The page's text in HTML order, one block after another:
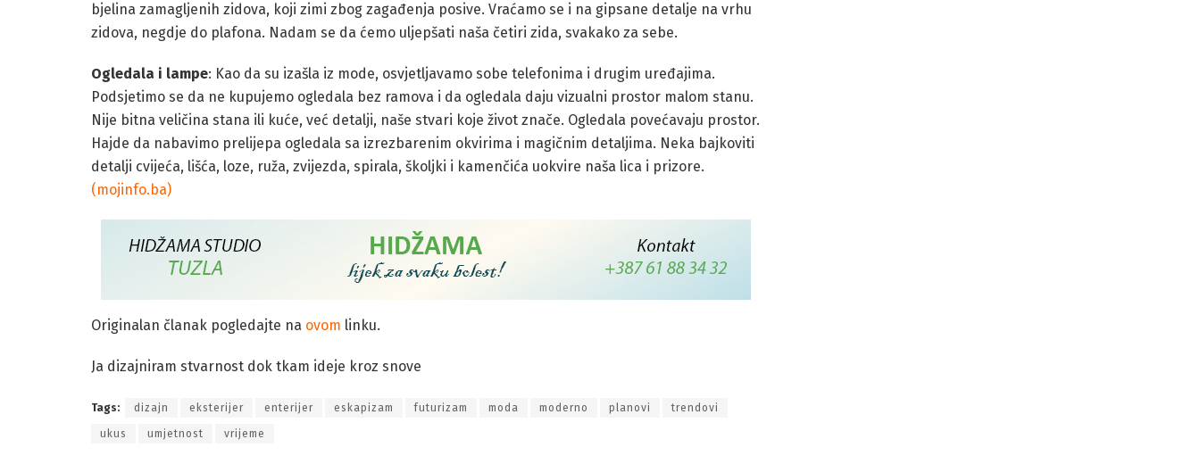
bjelina zamagljenih zidova, koji zimi zbog zagađenja posive. Vraćamo se i na gipsane detalje na vrhu
zidova, negdje do plafona. Nadam se da ćemo uljepšati naša četiri zida, svakako za sebe.
Ogledala i lampe: Kao da su izašla iz mode, osvjetljavamo sobe telefonima i drugim uređajima.
Podsjetimo se da ne kupujemo ogledala bez ramova i da ogledala daju vizualni prostor malom stanu.
Nije bitna veličina stana ili kuće, već detalji, naše stvari koje život znače. Ogledala povećavaju prostor.
Hajde da nabavimo prelijepa ogledala sa izrezbarenim okvirima i magičnim detaljima. Neka bajkoviti
detalji cvijeća, lišća, loze, ruža, zvijezda, spirala, školjki i kamenčića uokvire naša lica i prizore.
(mojinfo.ba)
Originalan članak pogledajte na ovom linku.
Ja dizajniram stvarnost dok tkam ideje kroz snove
Tags: dizajn eksterijer enterijer eskapizam futurizam moda moderno planovi trendovi
ukus umjetnost vrijeme